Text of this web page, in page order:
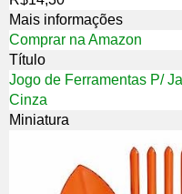
Mais informações
Comprar na Amazon
Título
Jogo de Ferramentas P/
Cinza
Miniatura